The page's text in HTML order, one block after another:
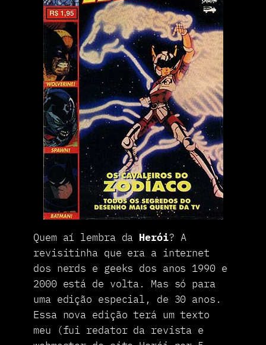
Quem aí lembra da Herói? A
revisitinha que era a internet
dos nerds e geeks dos anos 1990 e
2000 está de volta. Mas só para
uma edição especial, de 30 anos.
Essa nova edição terá um texto
meu (fui redator da revista e